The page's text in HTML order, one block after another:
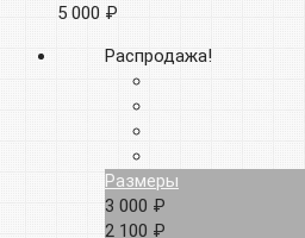
5 000 ₽
Распродажа!
Размеры
3 000 ₽
2 100 ₽